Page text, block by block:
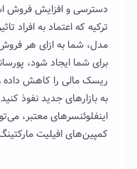
دسترسی و افزایش فروش
ترکیه که اعتماد به افراد
مدل، شما به ازای هر
برای شما ایجاد شود،
ریسک مالی را کاهش
به بازارهای جدید نفوذ
اینفلوئنسرهای معتبر،
کمپین‌های افیلیت